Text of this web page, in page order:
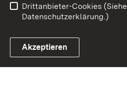
Drittanbieter-Cookies (Siehe
Datenschutzerklärung.)
Akzeptieren